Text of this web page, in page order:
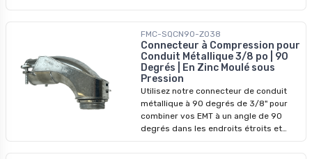
configuration à vis unique simplifie le
processus d'installation tout en
garantissant un maintien sûr. Ils sont
idéaux pour les projets de câblage
électrique résidentiels et
commerciaux.
FMC-SQCN90-Z038
Connecteur à Compression pour
Conduit Métallique 3/8 po | 90
Degrés | En Zinc Moulé sous
Pression
Utilisez notre connecteur de conduit
métallique à 90 degrés de 3/8" pour
combiner vos EMT à un angle de 90
degrés dans les endroits étroits et